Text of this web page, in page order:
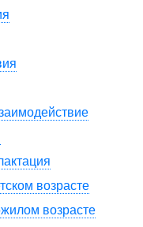
возрасте
возрасте